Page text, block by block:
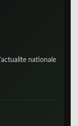
nationale